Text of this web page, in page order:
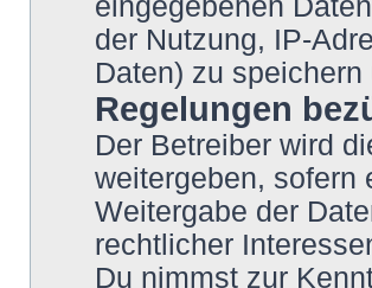
eingegebenen
der Nutzung, IP-
Daten) zu
Regelungen
Der Betreiber wird
weitergeben, sofern
Weitergabe der
rechtlicher
Du nimmst zur